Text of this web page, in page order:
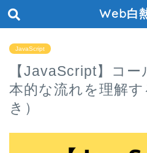
Web白
JavaScript
【JavaScript】コ
本的な流れを理解
き）